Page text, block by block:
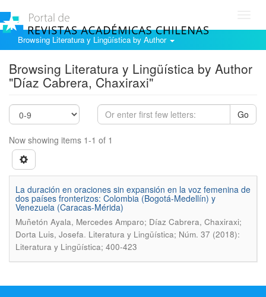
Browsing Literatura y Lingüística by Author
Browsing Literatura y Lingüística by Author
"Díaz Cabrera, Chaxiraxi"
Go
Now showing items 1-1 of 1
La duración en oraciones sin expansión en la voz femenina de
dos países fronterizos: Colombia (Bogotá-Medellín) y
Venezuela (Caracas-Mérida)
Muñetón Ayala, Mercedes Amparo; Díaz Cabrera, Chaxiraxi;
Dorta Luis, Josefa. Literatura y Lingüística; Núm. 37 (2018):
Literatura y Lingüística; 400-423